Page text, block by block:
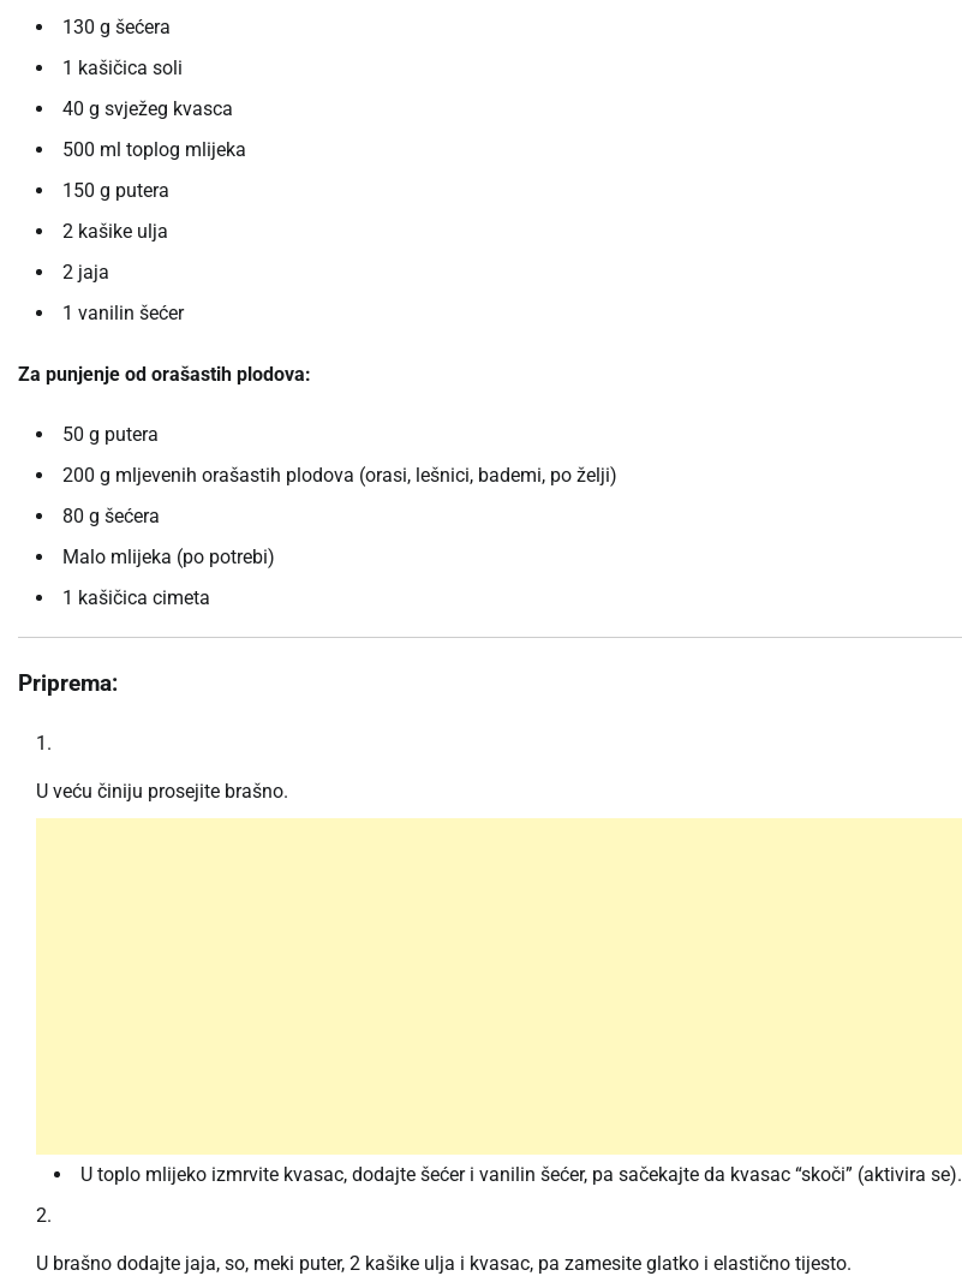
130 g šećera
1 kašičica soli
40 g svježeg kvasca
500 ml toplog mlijeka
150 g putera
2 kašike ulja
2 jaja
1 vanilin šećer
Za punjenje od orašastih plodova:
50 g putera
200 g mljevenih orašastih plodova (orasi, lešnici, bademi, po želji)
80 g šećera
Malo mlijeka (po potrebi)
1 kašičica cimeta
Priprema:
U veću činiju prosejite brašno.
U toplo mlijeko izmrvite kvasac, dodajte šećer i vanilin šećer, pa sačekajte da kvasac “skoči” (aktivira se).
U brašno dodajte jaja, so, meki puter, 2 kašike ulja i kvasac, pa zamesite glatko i elastično tijesto.